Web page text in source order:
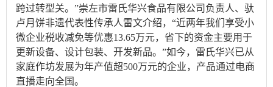
跨过转型关。”崇左市雷氏华兴食品有限公司负责人、驮
卢月饼非遗代表性传承人雷文介绍，“近两年我们享受小
微企业税收减免等优惠13.65万元，省下的资金主要用于
更新设备、设计包装、开发新品。”如今，雷氏华兴已从
家庭作坊发展为年产值超500万元的企业，产品通过电商
直播走向全国。